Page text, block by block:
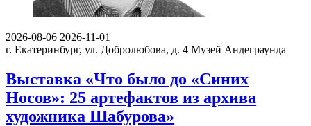
2026-08-06 2026-11-01
г. Екатеринбург, ул. Добролюбова, д. 4 Музей Андеграунда
Выставка «Что было до «Синих
Носов»: 25 артефактов из архива
художника Шабурова»